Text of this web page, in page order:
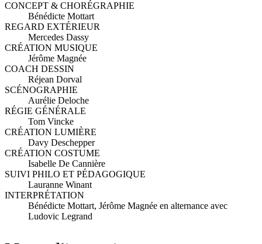
CONCEPT & CHORÉGRAPHIE
Bénédicte Mottart
REGARD EXTÉRIEUR
Mercedes Dassy
CRÉATION MUSIQUE
Jérôme Magnée
COACH DESSIN
Réjean Dorval
SCÉNOGRAPHIE
Aurélie Deloche
RÉGIE GÉNÉRALE
Tom Vincke
CRÉATION LUMIÈRE
Davy Deschepper
CRÉATION COSTUME
Isabelle De Cannière
SUIVI PHILO ET PÉDAGOGIQUE
Lauranne Winant
INTERPRÉTATION
Bénédicte Mottart, Jérôme Magnée en alternance avec
Ludovic Legrand